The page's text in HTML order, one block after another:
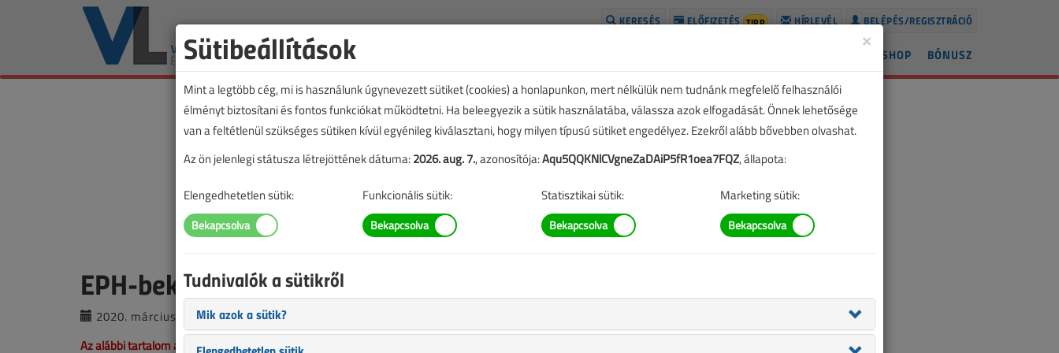
BELÉPÉS/REGISZTRÁCIÓ
HÍRLEVÉL
ELŐFIZETÉS TIPP
KERESÉS
BÓNUSZ
SHOP
EPH-bekötés – szakmai érvek, egy szakmai vitához
2020. március 5. | Fülöp Miklós
Az alábbi tartalom archív, 6 éve frissült utoljára. A cikkben szereplő információk mára aktualitásukat veszíthették,
×
Sütibeállítások
Mint a legtöbb cég, mi is használunk úgynevezett sütiket (cookies) a honlapunkon, mert nélkülük nem tudnánk megfelelő felhasználói
élményt biztosítani és fontos funkciókat működtetni. Ha beleegyezik a sütik használatába, válassza azok elfogadását. Önnek lehetősége
van a feltétlenül szükséges sütiken kívül egyénileg kiválasztani, hogy milyen típusú sütiket engedélyez. Ezekről alább bővebben olvashat.
Az ön jelenlegi státusza létrejöttének dátuma:2026. aug. 7., azonosítója:Aqu5QQKNlCVgneZaDAiP5fR1oea7FQZ, állapota:
Elengedhetetlen sütik: Funkcionális sütik: Statisztikai sütik: Marketing sütik:
Tudnivalók a sütikről
Mik azok a sütik?